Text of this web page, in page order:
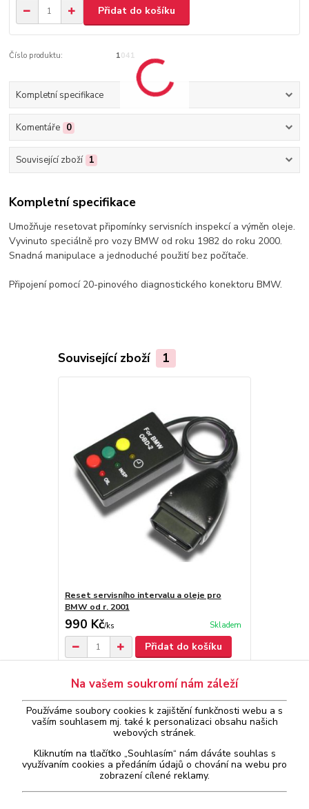
Přidat do košíku
Číslo produktu: 1041
Kompletní specifikace
Komentáře 0
Související zboží 1
Kompletní specifikace
Umožňuje resetovat připomínky servisních inspekcí a výměn oleje.
Vyvinuto speciálně pro vozy BMW od roku 1982 do roku 2000.
Snadná manipulace a jednoduché použití bez počítače.
Připojení pomocí 20-pinového diagnostického konektoru BMW.
Související zboží 1
Reset servisního intervalu a oleje pro
BMW od r. 2001
990 Kč/ks Skladem
Přidat do košíku
Zboží zařazeno v kategoriích
Diagnostika ostatních značek
Servisní přístroje
Na vašem soukromí nám záleží
Používáme soubory cookies k zajištění funkčnosti webu a s
vaším souhlasem mj. také k personalizaci obsahu našich
webových stránek.
Kliknutím na tlačítko „Souhlasím“ nám dáváte souhlas s
využívaním cookies a předáním údajů o chování na webu pro
zobrazení cílené reklamy.